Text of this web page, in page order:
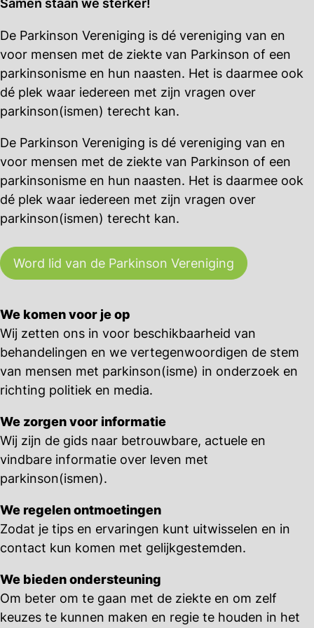
De volgende bijeenkomst is op dinsdagmiddag
24 juni. Het programma wordt nog bekend
gemaakrt.
Samen staan we sterker!
De Parkinson Vereniging is dé vereniging van en
voor mensen met de ziekte van Parkinson of een
parkinsonisme en hun naasten. Het is daarmee ook
dé plek waar iedereen met zijn vragen over
parkinson(ismen) terecht kan.
De Parkinson Vereniging is dé vereniging van en
voor mensen met de ziekte van Parkinson of een
parkinsonisme en hun naasten. Het is daarmee ook
dé plek waar iedereen met zijn vragen over
parkinson(ismen) terecht kan.
Word lid van de Parkinson Vereniging
We komen voor je op
Wij zetten ons in voor beschikbaarheid van
behandelingen en we vertegenwoordigen de stem
van mensen met parkinson(isme) in onderzoek en
richting politiek en media.
We zorgen voor informatie
Wij zijn de gids naar betrouwbare, actuele en
vindbare informatie over leven met
parkinson(ismen).
We regelen ontmoetingen
Zodat je tips en ervaringen kunt uitwisselen en in
contact kun komen met gelijkgestemden.
We bieden ondersteuning
Om beter om te gaan met de ziekte en om zelf
keuzes te kunnen maken en regie te houden in het